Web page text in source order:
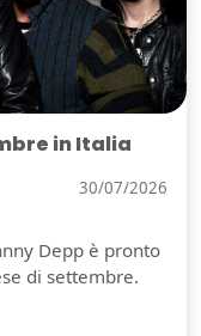
in Italia
30/07/2026
Depp è pronto
di settembre.